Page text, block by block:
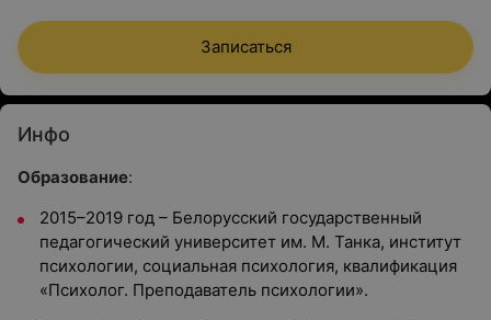
Записаться
Инфо
Образование:
2015–2019 год – Белорусский государственный
педагогический университет им. М. Танка, институт
психологии, социальная психология, квалификация
«Психолог. Преподаватель психологии».